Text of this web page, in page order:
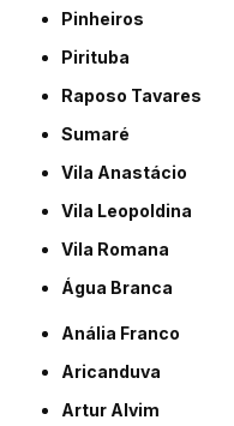
Pinheiros
Pirituba
Raposo Tavares
Sumaré
Vila Anastácio
Vila Leopoldina
Vila Romana
Água Branca
Anália Franco
Aricanduva
Artur Alvim